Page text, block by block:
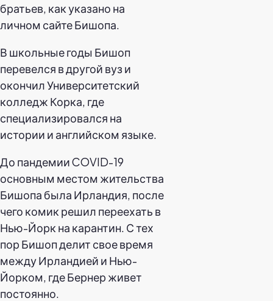
братьев, как указано на
личном сайте Бишопа.
В школьные годы Бишоп
перевелся в другой вуз и
окончил Университетский
колледж Корка, где
специализировался на
истории и английском языке.
До пандемии COVID-19
основным местом жительства
Бишопа была Ирландия, после
чего комик решил переехать в
Нью-Йорк на карантин. С тех
пор Бишоп делит свое время
между Ирландией и Нью-
Йорком, где Бернер живет
постоянно.